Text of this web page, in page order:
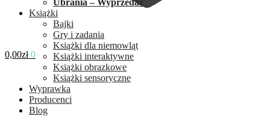
0,00zł 0
Ubrania – Wyprzedaż
Książki
Bajki
Gry i zadania
Książki dla niemowląt
Książki interaktywne
Książki obrazkowe
Książki sensoryczne
Wyprawka
Producenci
Blog